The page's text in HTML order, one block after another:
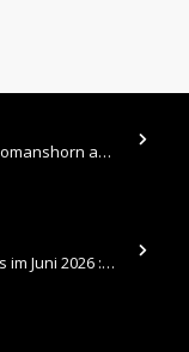
Hallo , Im Juni veranstaltete die Autobau in Romanshorn auf ihrem Gelände ein kleines Youngtimertreffen : https://up.
​Hallo , Hier sind die Bilder vom Older Classics im Juni 2026 : https://up.picr.de/51155940wd.jpg https://up.pic